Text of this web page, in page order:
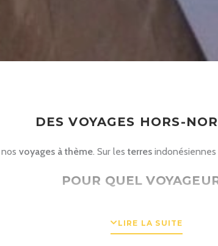
DES VOYAGES HORS-
voyages à thème. Sur les terres indonésiennes
POUR QUEL
reculées, faisant ainsi l’expérience de ce
LIRE LA SUITE